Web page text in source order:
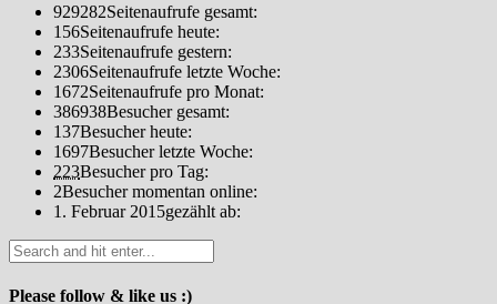
929282Seitenaufrufe gesamt:
156Seitenaufrufe heute:
233Seitenaufrufe gestern:
2306Seitenaufrufe letzte Woche:
1672Seitenaufrufe pro Monat:
386938Besucher gesamt:
137Besucher heute:
1697Besucher letzte Woche:
223Besucher pro Tag:
2Besucher momentan online:
1. Februar 2015gezählt ab:
Please follow & like us :)